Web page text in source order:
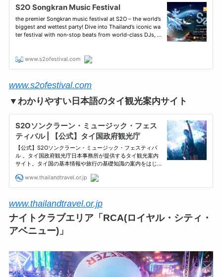
www.s2ofestival.com
▼わかりやすい日本語のタイ観光案内サイト
www.thailandtravel.or.jp
ナイトクラブエリア「RCA(ロイヤル・シティ・
アベニュー)」